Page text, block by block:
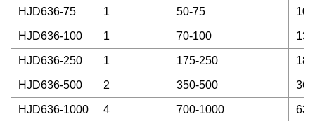
HJD636-75 1 50-75
HJD636-100 1 70-100
HJD636-250 1 175-250
HJD636-500 2 350-500
HJD636-1000 4 700-1000